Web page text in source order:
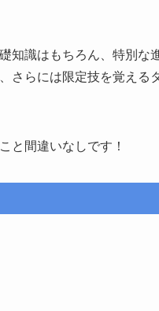
知識はもちろん、特別な
さらには限定技を覚える
と間違いなしです！